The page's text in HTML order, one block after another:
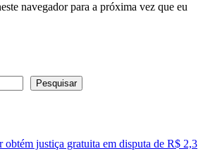
navegador para a próxima vez que eu
Pesquisar
obtém justiça gratuita em disputa de R$ 2,3